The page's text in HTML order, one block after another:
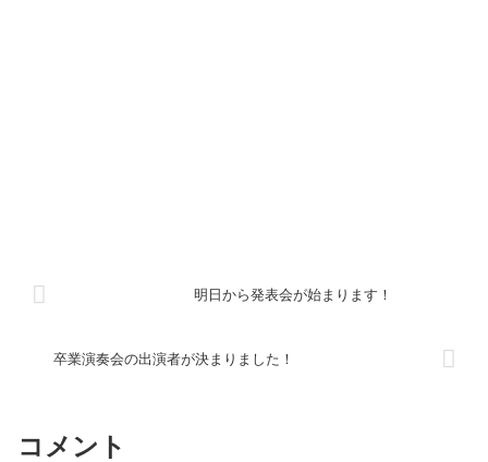
明日から発表会が始まります！
卒業演奏会の出演者が決まりました！
コメント